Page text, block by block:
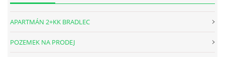
APARTMÁN 2+KK BRADLEC
POZEMEK NA PRODEJ